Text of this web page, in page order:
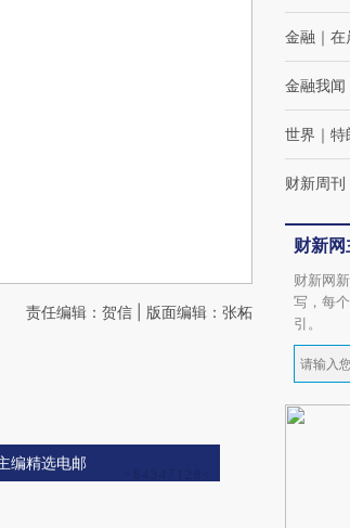
责任编辑：贺信 | 版面编辑：张柘
编精选电邮
金融 ｜ 在
金融我闻
世界 ｜ 特
财新周刊
财新
财新网
写，每
引。